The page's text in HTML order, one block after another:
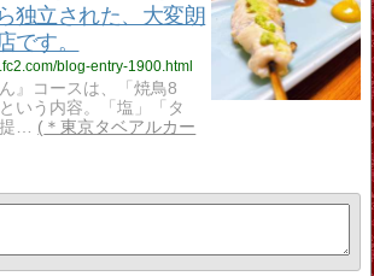
独立された、大変朗
です。
blog-entry-1900.html
』コースは、「焼鳥8
いう内容。「塩」「タ
…
＊東京タベアルカー